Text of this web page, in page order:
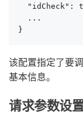
"idCheck":
  ...
}
该配置指定了要
基本信息。
请求参数设